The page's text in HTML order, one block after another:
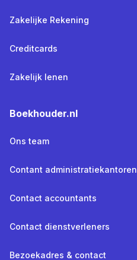
Zakelijke Rekening
Creditcards
Zakelijk lenen
Boekhouder.nl
Ons team
Contant administratiekantoren
Contact accountants
Contact dienstverleners
Bezoekadres & contact